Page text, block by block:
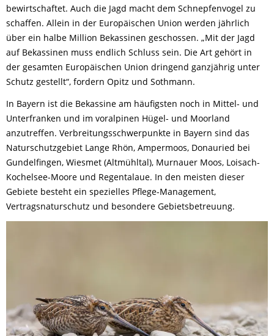
bewirtschaftet. Auch die Jagd macht dem Schnepfenvogel zu
schaffen. Allein in der Europäischen Union werden jährlich
über ein halbe Million Bekassinen geschossen. „Mit der Jagd
auf Bekassinen muss endlich Schluss sein. Die Art gehört in
der gesamten Europäischen Union dringend ganzjährig unter
Schutz gestellt“, fordern Opitz und Sothmann.
In Bayern ist die Bekassine am häufigsten noch in Mittel- und
Unterfranken und im voralpinen Hügel- und Moorland
anzutreffen. Verbreitungsschwerpunkte in Bayern sind das
Naturschutzgebiet Lange Rhön, Ampermoos, Donauried bei
Gundelfingen, Wiesmet (Altmühltal), Murnauer Moos, Loisach-
Kochelsee-Moore und Regentalaue. In den meisten dieser
Gebiete besteht ein spezielles Pflege-Management,
Vertragsnaturschutz und besondere Gebietsbetreuung.